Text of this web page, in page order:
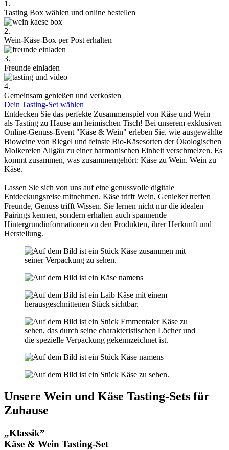
1.
Tasting Box wählen und online bestellen
2.
Wein-Käse-Box per Post erhalten
3.
Freunde einladen
4.
Gemeinsam genießen und verkosten
Dein Tasting-Set wählen
Entdecken Sie das perfekte Zusammenspiel von Käse und Wein –
als Tasting zu Hause am heimischen Tisch! Bei unserem exklusiven
Online-Genuss-Event "Käse & Wein" erleben Sie, wie ausgewählte
Bioweine von Riegel und feinste Bio-Käsesorten der Ökologischen
Molkereien Allgäu zu einer harmonischen Einheit verschmelzen. Es
kommt zusammen, was zusammengehört: Käse zu Wein. Wein zu
Käse.
Lassen Sie sich von uns auf eine genussvolle digitale
Entdeckungsreise mitnehmen. Käse trifft Wein, Genießer treffen
Freunde, Genuss trifft Wissen. Sie lernen nicht nur die idealen
Pairings kennen, sondern erhalten auch spannende
Hintergrundinformationen zu den Produkten, ihrer Herkunft und
Herstellung.
Unsere Wein und Käse Tasting-Sets für
Zuhause
„Klassik”
Käse & Wein Tasting-Set